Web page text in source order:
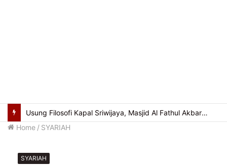
Usung Filosofi Kapal Sriwijaya, Masjid Al Fathul Akbar Siap Tampil Lebih Ikonik
Home / SYARIAH
SYARIAH